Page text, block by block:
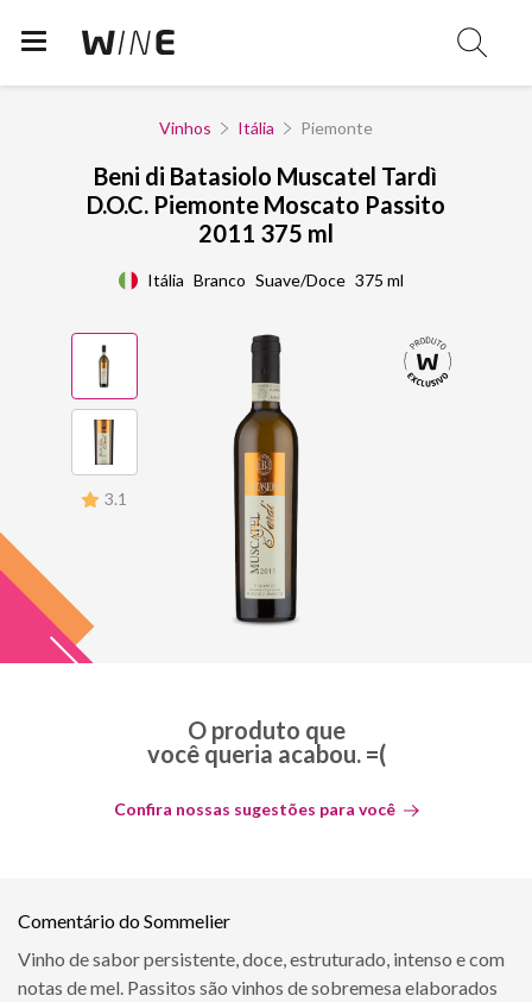
Vinhos Itália Piemonte
Beni di Batasiolo Muscatel Tardì
D.O.C. Piemonte Moscato Passito
2011 375 ml
Itália Branco Suave/Doce 375 ml
3.1
O produto que
você queria acabou. =(
Confira nossas sugestões para você
Comentário do Sommelier
Vinho de sabor persistente, doce, estruturado, intenso e com
notas de mel. Passitos são vinhos de sobremesa elaborados